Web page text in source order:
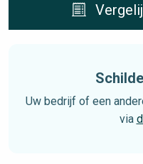
Uw bedrijf of een
via